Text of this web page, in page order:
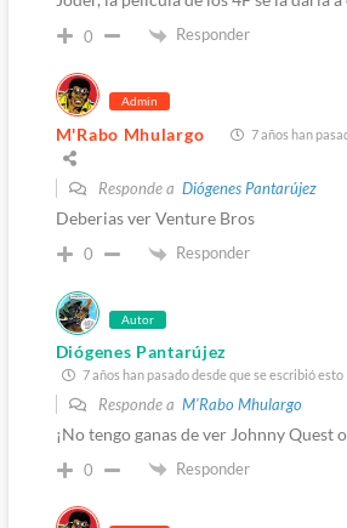
0 Responder
Admin
M'Rabo Mhulargo 7 años han
Responde a Diógenes Pantarújez
Deberias ver Venture Bros
0 Responder
Autor
Diógenes Pantarújez
7 años han pasado desde que se escribió esto
Responde a M'Rabo Mhulargo
¡No tengo ganas de ver Johnny Quest
0 Responder